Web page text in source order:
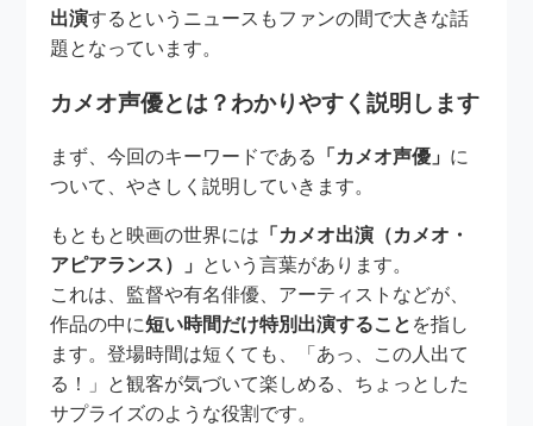
出演するというニュースもファンの間で大きな話
題となっています。
カメオ声優とは？わかりやすく説明します
まず、今回のキーワードである 「カメオ声優」 に
ついて、やさしく説明していきます。
もともと映画の世界には 「カメオ出演（カメオ・
アピアランス）」 という言葉があります。
これは、監督や有名俳優、アーティストなどが、
作品の中に短い時間だけ特別出演すること を指し
ます。登場時間は短くても、「あっ、この人出て
る！」と観客が気づいて楽しめる、ちょっとした
サプライズのような役割です。